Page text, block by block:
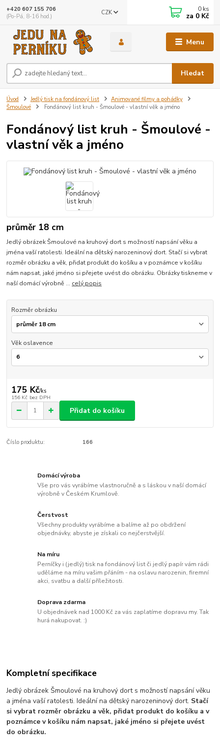
Menu
CZK
Hledat
+420 607 155 706
(Po-Pá, 8-16 hod.)
0 ks
za 0 Kč
Úvod Jedlý tisk na fondánový list
Animované filmy a pohádky
Šmoulové
Fondánový list kruh - Šmoulové - vlastní věk a jméno
Fondánový list kruh - Šmoulové -
vlastní věk a jméno
průměr 18 cm
Jedlý obrázek Šmoulové na kruhový dort s možností napsání věku a
jména vaší ratolesti. Ideální na dětský narozeninový dort. Stačí si vybrat
rozměr obrázku a věk, přidat produkt do košíku a v poznámce v košíku
nám napsat, jaké jméno si přejete uvést do obrázku. Obrázky tiskneme v
naší domácí výrobně ... celý popis
Rozměr obrázku
Věk oslavence
175 Kč/ks
156 Kč bez DPH
Přidat do košíku
Číslo produktu: 166
Domácí výroba
Vše pro vás vyrábíme vlastnoručně a s láskou v naší domácí
výrobně v Českém Krumlově.
Čerstvost
Všechny produkty vyrábíme a balíme až po obdržení
objednávky, abyste je získali co nejčerstvější.
Na míru
Perníčky i (jedlý) tisk na fondánový list či jedlý papír vám rádi
uděláme na míru vašim přáním - na oslavu narozenin, firemní
akci, svatbu a další příležitosti.
Doprava zdarma
U objednávek nad 1000 Kč za vás zaplatíme dopravu my. Tak
hurá nakupovat. :)
Kompletní specifikace
Jedlý obrázek Šmoulové na kruhový dort s možností napsání věku
a jména vaší ratolesti. Ideální na dětský narozeninový dort. Stačí
si vybrat rozměr obrázku a věk, přidat produkt do košíku a v
poznámce v košíku nám napsat, jaké jméno si přejete uvést
do obrázku.